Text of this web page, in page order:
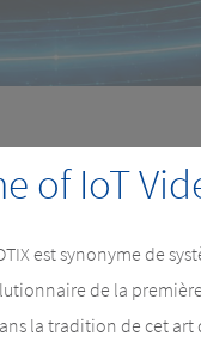
of IoT
est synonyme de
de la
la tradition de cet